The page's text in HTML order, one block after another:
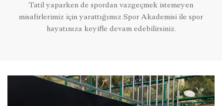
Tatil yaparken de spordan vazgeçmek istemeyen
misafirlerimiz için yarattığımız Spor Akademisi ile spor
hayatınıza keyifle devam edebilirsiniz.